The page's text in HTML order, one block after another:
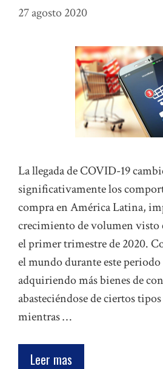
27 agosto 2020
La llegada de COVID-19
significativamente los
compra en América Latina,
crecimiento de volumen visto
el primer trimestre de 2020.
el mundo durante este periodo
adquiriendo más bienes de
abasteciéndose de ciertos
mientras …
Leer mas